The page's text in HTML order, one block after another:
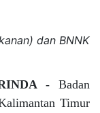
dan BNNK
- Badan
Timur